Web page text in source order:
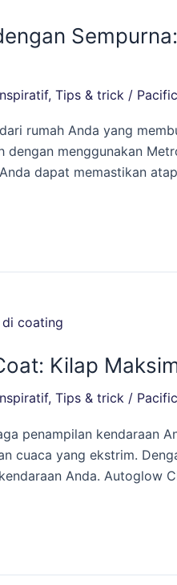
, Tips & trick /
rumah Anda yang
dengan menggunakan
dapat memastikan
Kilap
, Tips & trick /
penampilan kendaraan
cuaca yang ekstrim.
Anda. Autoglow